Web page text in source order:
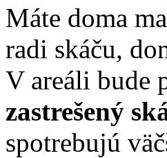
Máte doma
radi skáču,
V areáli bude
zastrešený
spotrebujú